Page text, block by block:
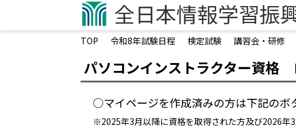
全日本情報学習振
企業担当者向けページ
学生向けページ
オンライン・ライブ検定試験
オンライン試験システム構築
認定会場募集
認定会場専用サイト
領収書発行フォーム
TOP 令和8年試験日程 検定試験 講習会・研修
パソコンインストラクター資格
○マイページを作成済みの方は下記のボ
※2025年3月以降に資格を取得された方及び2026年